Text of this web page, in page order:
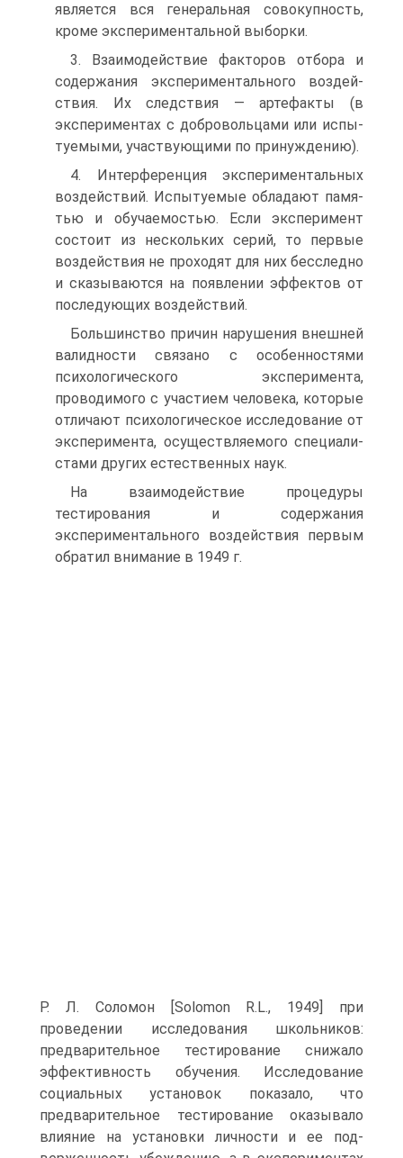
является вся генеральная совокуп­ность,
кроме экспериментальной выборки.
3. Взаимодействие факторов отбора и
содержания экспериментального воздей­
ствия. Их следствия — артефакты (в
экспериментах с добровольцами или испы­
туемыми, участвующими по принуждению).
4. Интерференция экспериментальных
воздействий. Испытуемые обладают памя­
тью и обучаемостью. Если эксперимент
состоит из нескольких серий, то первые
воздействия не проходят для них бесследно
и сказываются на появлении эффек­тов от
последующих воздействий.
Большинство причин нарушения внешней
валидности связано с особенностями
психологического эксперимента,
проводимого с участием человека, которые
отли­чают психологическое исследование от
эксперимента, осуществляемого специали­
стами других естественных наук.
На взаимодействие процедуры
тестирования и содержания
экспериментального воздействия первым
обратил внимание в 1949 г.
Р. Л. Соломон [Solomon R.L., 1949] при
проведении исследования школьников:
предварительное тестирование снижа­ло
эффективность обучения. Исследование
социальных установок показало, что
предварительное тестирование оказывало
влияние на установки личности и ее под­